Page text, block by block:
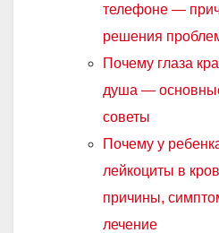
телефоне —
решения
Почему глаза
душа —
советы
Почему у
лейкоциты в
причины,
лечение